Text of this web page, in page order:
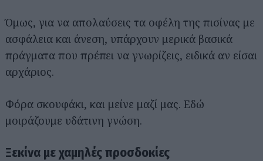
Όμως, για να απολαύσεις τα οφέλη της πισίνας με
ασφάλεια και άνεση, υπάρχουν μερικά βασικά
πράγματα που πρέπει να γνωρίζεις, ειδικά αν είσαι
αρχάριος.
Φόρα σκουφάκι, και μείνε μαζί μας. Εδώ
μοιράζουμε υδάτινη γνώση.
Ξεκίνα με χαμηλές προσδοκίες